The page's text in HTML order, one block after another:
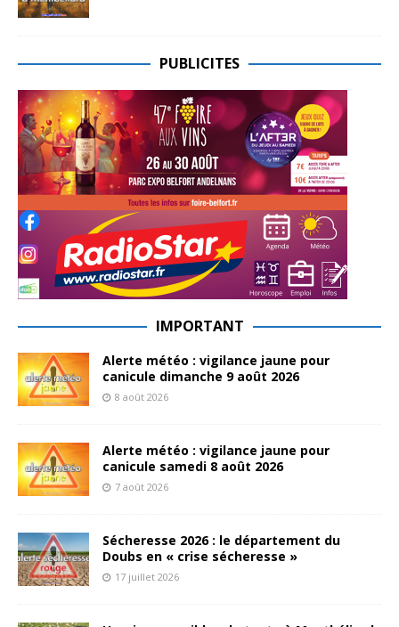
PUBLICITES
IMPORTANT
Alerte météo : vigilance jaune pour
canicule dimanche 9 août 2026
8 août 2026
Alerte météo : vigilance jaune pour
canicule samedi 8 août 2026
7 août 2026
Sécheresse 2026 : le département du
Doubs en « crise sécheresse »
17 juillet 2026